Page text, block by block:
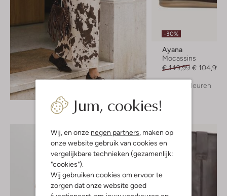
Jum, cookies!
Wij, en onze negen partners, maken op
onze website gebruik van cookies en
vergelijkbare technieken (gezamenlijk:
"cookies").
Wij gebruiken cookies om ervoor te
zorgen dat onze website goed
-30%
Ayana
Mocassins
€ 149,99 € 104,99
+ meer kleuren